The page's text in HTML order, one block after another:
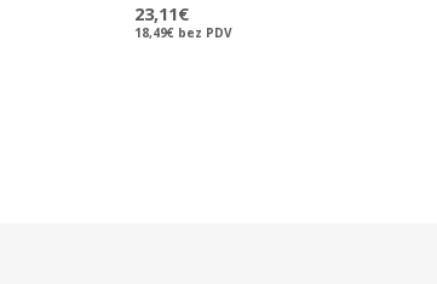
23,11€
18,49€ bez PDV